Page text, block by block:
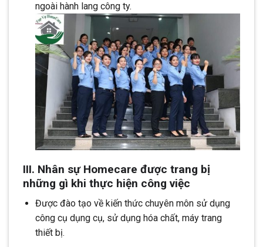
ngoài hành lang công ty.
III. Nhân sự Homecare được trang bị
những gì khi thực hiện công việc
Được đào tạo về kiến thức chuyên môn sử dụng
công cụ dụng cụ, sử dụng hóa chất, máy trang
thiết bị.